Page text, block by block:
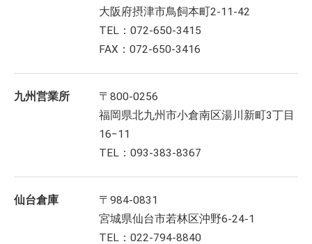
大阪府摂津市鳥飼本町2-11-42
TEL：072-650-3415
FAX：072-650-3416
九州営業所
〒800-0256
福岡県北九州市小倉南区湯川新町3丁目
16−11
TEL：093-383-8367
仙台倉庫
〒984-0831
宮城県仙台市若林区沖野6-24-1
TEL：022-794-8840